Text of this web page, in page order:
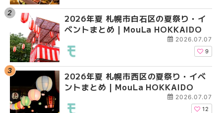
2026年夏 札幌市白石区の夏祭り・イ
ベントまとめ | MouLa HOKKAIDO
2026.07.07
9
2026年夏 札幌市西区の夏祭り・イベ
ントまとめ | MouLa HOKKAIDO
2026.07.07
12
2026年夏 札幌市西区
ントまとめ | MouLa
2026年夏 札幌市北区
ントまとめ | MouLa
2026年夏 札幌市北区
ントまとめ | MouLa
2026年夏 札幌市白石
ベントまとめ |